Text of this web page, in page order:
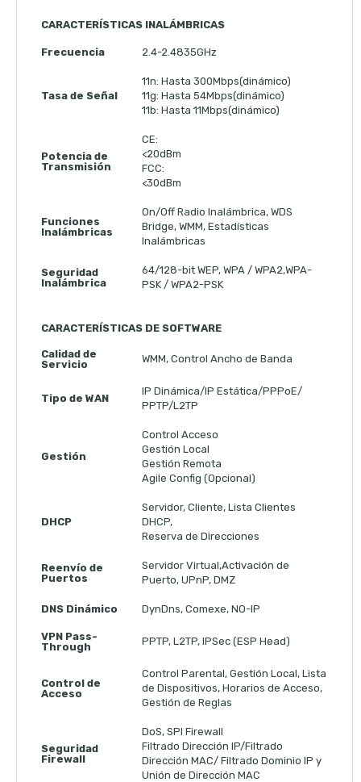
CARACTERÍSTICAS INALÁMBRICAS
Frecuencia 2.4-2.4835GHz
Tasa de Señal
11n: Hasta 300Mbps(dinámico)
11g: Hasta 54Mbps(dinámico)
11b: Hasta 11Mbps(dinámico)
Potencia de
Transmisión
CE:
<20dBm
FCC:
<30dBm
Funciones
Inalámbricas
On/Off Radio Inalámbrica, WDS
Bridge, WMM, Estadísticas
Inalámbricas
Seguridad
Inalámbrica
64/128-bit WEP, WPA / WPA2,WPA-
PSK / WPA2-PSK
CARACTERÍSTICAS DE SOFTWARE
Calidad de
Servicio
WMM, Control Ancho de Banda
Tipo de WAN
IP Dinámica/IP Estática/PPPoE/
PPTP/L2TP
Gestión
Control Acceso
Gestión Local
Gestión Remota
Agile Config (Opcional)
DHCP
Servidor, Cliente, Lista Clientes
DHCP,
Reserva de Direcciones
Reenvío de
Puertos
Servidor Virtual,Activación de
Puerto, UPnP, DMZ
DNS Dinámico DynDns, Comexe, NO-IP
VPN Pass-
Through
PPTP, L2TP, IPSec (ESP Head)
Control de
Acceso
Control Parental, Gestión Local, Lista
de Dispositivos, Horarios de Acceso,
Gestión de Reglas
Seguridad
Firewall
DoS, SPI Firewall
Filtrado Dirección IP/Filtrado
Dirección MAC/ Filtrado Dominio IP y
Unión de Dirección MAC